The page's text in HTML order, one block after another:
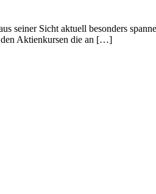
Sicht aktuell besonders
den Aktienkursen die an […]